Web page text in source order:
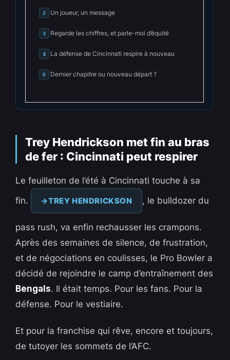
2 Un joueur, un message
3 Regarde les chiffres, et parle-moi d’équité
4 La défense de Cincinnati respire à nouveau
5 Dernier chapitre ou nouveau départ ?
Trey Hendrickson met fin au bras
de fer : Cincinnati peut respirer
Le feuilleton de l’été à Cincinnati touche à sa
fin.
TREY HENDRICKSON , le bulldozer du
pass rush, va enfin rechausser les crampons.
Après des semaines de silence, de frustration,
et de négociations en coulisses, le Pro Bowler a
décidé de rejoindre le camp d’entraînement des
Bengals. Il était temps. Pour les fans. Pour la
défense. Pour le vestiaire.
Et pour la franchise qui rêve, encore et toujours,
de tutoyer les sommets de l’AFC.